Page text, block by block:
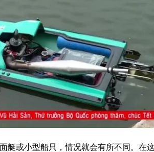
艇或小型船只，情况就会有所不同。在